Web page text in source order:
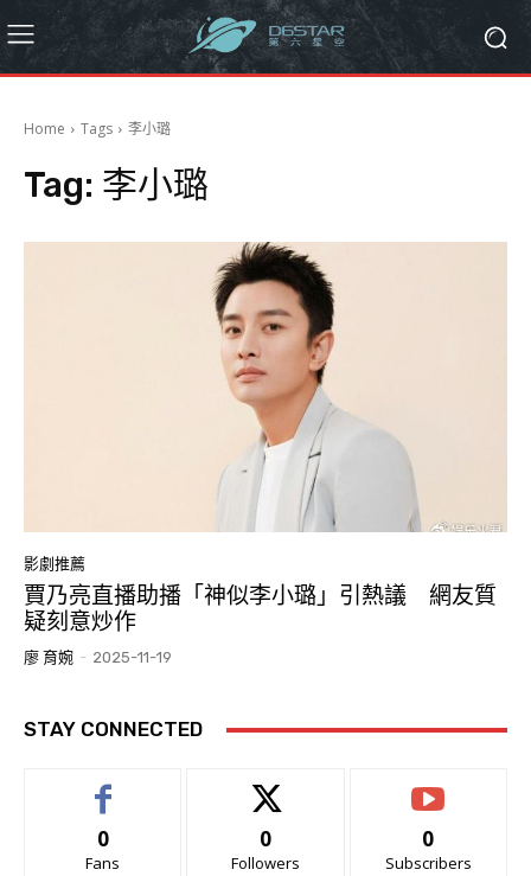
Home Tags 李小璐
Tag: 李小璐
影劇推薦
賈乃亮直播助播「神似李小璐」引熱議 網友質
疑刻意炒作
廖 育婉 - 2025-11-19
STAY CONNECTED
0
Fans
0
Followers
0
Subscribers